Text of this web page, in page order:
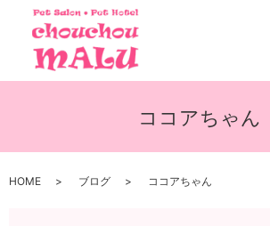
ココアちゃん
HOME ブログ ココアちゃん